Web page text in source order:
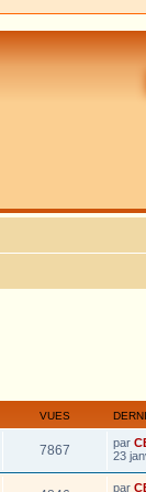
VUES
7867 par
23
par